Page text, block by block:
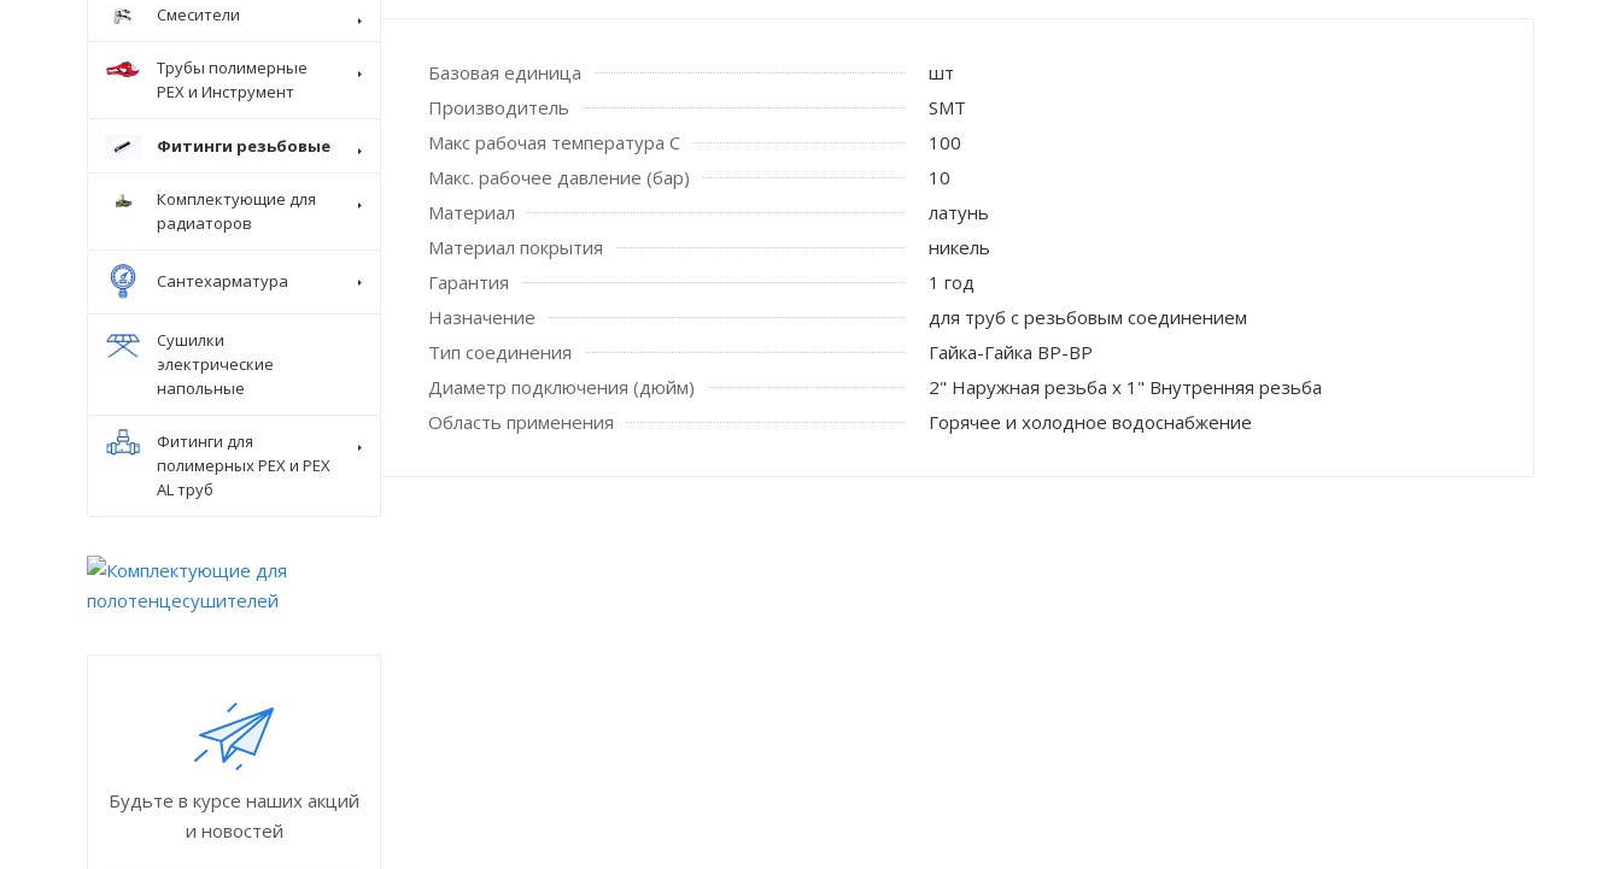
Базовая единица
шт
Производитель
SMT
Макс рабочая температура С
100
Макс. рабочее давление (бар)
10
Материал
латунь
Материал покрытия
никель
Гарантия
1 год
Назначение
для труб с резьбовым соединением
Тип соединения
Гайка-Гайка ВР-ВР
Диаметр подключения (дюйм)
2" Наружная резьба х 1" Внутренняя резьба
Область применения
Горячее и холодное водоснабжение
Крепеж стоек для поручня
Смесители
Трубы полимерные
PEX и Инструмент
Фитинги резьбовые
Комплектующие для
радиаторов
Сантехарматура
Сушилки
электрические
напольные
Фитинги для
полимерных PEX и PEX
AL труб
Будьте в курсе наших акций
и новостей